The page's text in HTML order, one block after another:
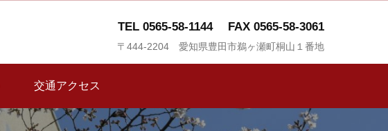
TEL 0565-58-1144 FAX 0565-58-3061
〒444-2204 愛知県豊田市鵜ヶ瀬町桐山１番地
交通アクセス